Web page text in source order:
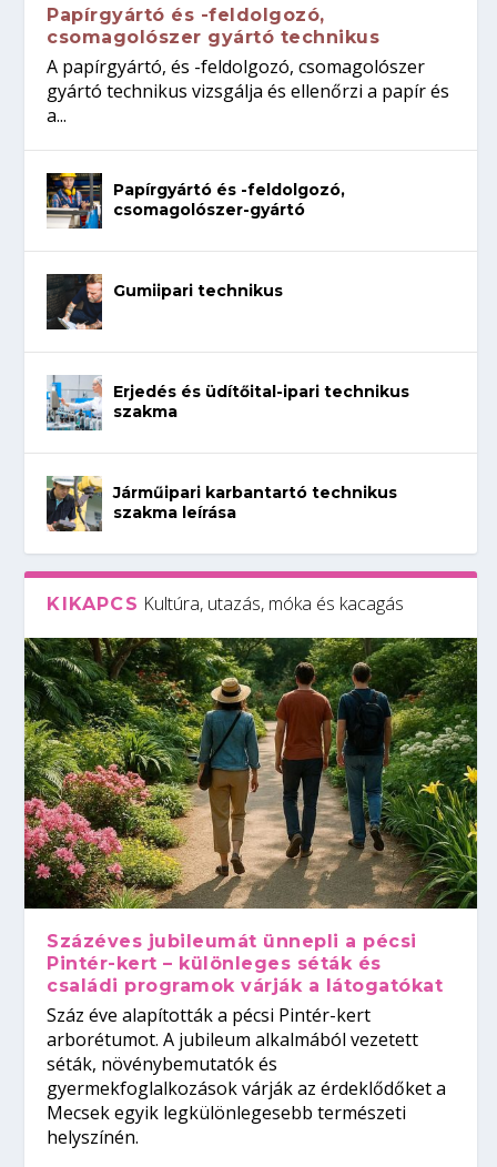
Papírgyártó és -feldolgozó,
csomagolószer gyártó technikus
A papírgyártó, és -feldolgozó, csomagolószer
gyártó technikus vizsgálja és ellenőrzi a papír és
a...
Papírgyártó és -feldolgozó,
csomagolószer-gyártó
Gumiipari technikus
Erjedés és üdítőital-ipari technikus
szakma
Járműipari karbantartó technikus
szakma leírása
KIKAPCS Kultúra, utazás, móka és kacagás
Százéves jubileumát ünnepli a pécsi
Pintér-kert – különleges séták és
családi programok várják a látogatókat
Száz éve alapították a pécsi Pintér-kert
arborétumot. A jubileum alkalmából vezetett
séták, növénybemutatók és
gyermekfoglalkozások várják az érdeklődőket a
Mecsek egyik legkülönlegesebb természeti
helyszínén.